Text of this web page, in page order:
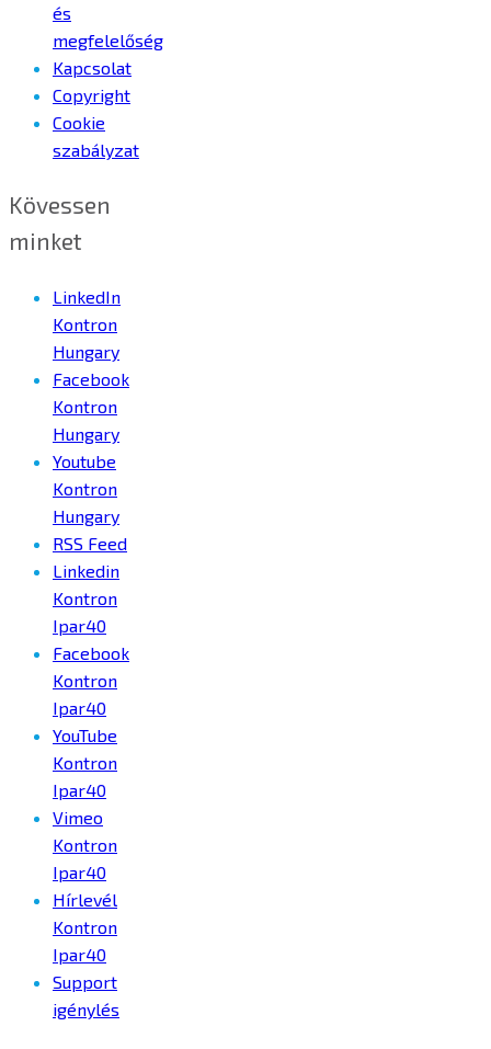
és
megfelelőség
Kapcsolat
Copyright
Cookie
szabályzat
Kövessen
minket
LinkedIn
Kontron
Hungary
Facebook
Kontron
Hungary
Youtube
Kontron
Hungary
RSS Feed
Linkedin
Kontron
Ipar40
Facebook
Kontron
Ipar40
YouTube
Kontron
Ipar40
Vimeo
Kontron
Ipar40
Hírlevél
Kontron
Ipar40
Support
igénylés